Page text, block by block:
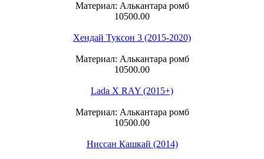
Материал: Алькантара ромб
10500.00
Хендай Туксон 3 (2015-2020)
Материал: Алькантара ромб
10500.00
Lada X RAY (2015+)
Материал: Алькантара ромб
10500.00
Ниссан Кашкай (2014)